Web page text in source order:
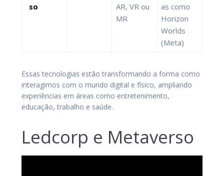
so
AR, VR ou
MR
as como
Horizon
Worlds
(Meta)
Essas tecnologias estão transformando a forma como
interagimos com o mundo digital e físico, ampliando
experiências em áreas como entretenimento,
educação, trabalho e saúde.
Ledcorp e Metaverso